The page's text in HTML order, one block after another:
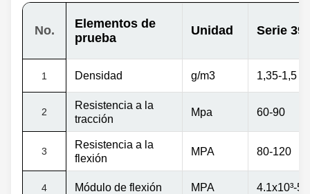
No.
Elementos de
prueba
Unidad Serie
1 Densidad g/m3 1,35-1,5
2
Resistencia a la
tracción
Mpа 60-90
3
Resistencia a la
flexión
MPA 80-120
4 Módulo de flexión MPA 4.1x10³-